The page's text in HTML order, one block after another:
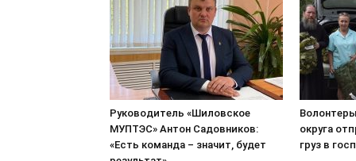
Руководитель «Шиловское
МУПТЭС» Антон Садовников:
«Есть команда – значит, будет
округа
груз в